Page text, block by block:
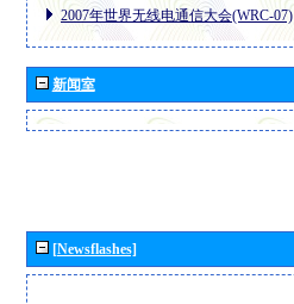
2007年世界无线电通信大会(WRC-07)
新闻室
[Newsflashes]